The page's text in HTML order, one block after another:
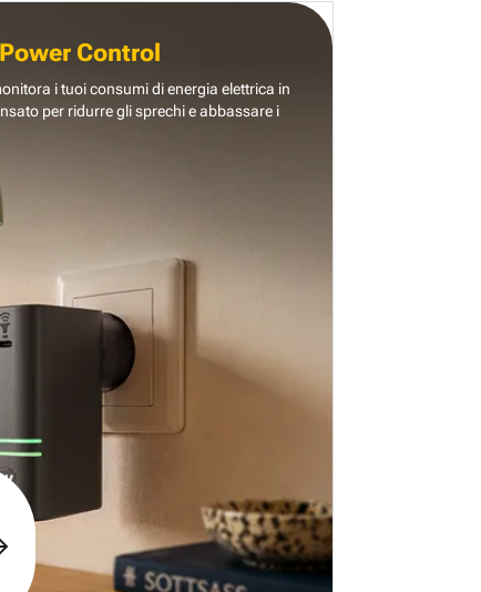
Control
i tuoi consumi di energia elettrica in
per ridurre gli sprechi e abbassare i